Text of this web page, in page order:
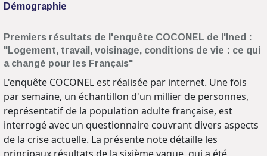
Démographie
Premiers résultats de l'enquête COCONEL de l'Ined :
"Logement, travail, voisinage, conditions de vie : ce qui
a changé pour les Français"
L'enquête COCONEL est réalisée par internet. Une fois
par semaine, un échantillon d'un millier de personnes,
représentatif de la population adulte française, est
interrogé avec un questionnaire couvrant divers aspects
de la crise actuelle. La présente note détaille les
principaux résultats de la sixième vague, qui a été